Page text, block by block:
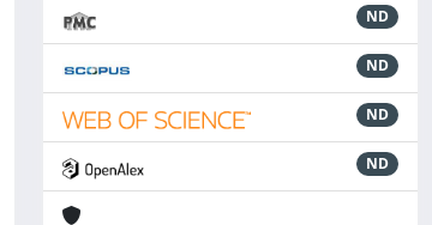
ND
ND
ND
ND